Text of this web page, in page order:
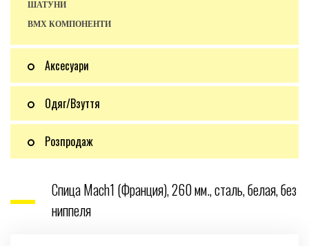
ШАТУНИ
BMX КОМПОНЕНТИ
Аксесуари
Одяг/Взуття
Розпродаж
Спица Mach1 (Франция), 260 мм., сталь, белая, без
ниппеля